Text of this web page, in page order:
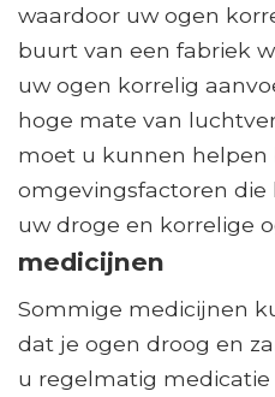
waardoor uw ogen
buurt van een fabriek
uw ogen korrelig
hoge mate van
moet u kunnen helpen
omgevingsfactoren
uw droge en korrelige
medicijnen
Sommige medicijnen
dat je ogen droog en
u regelmatig